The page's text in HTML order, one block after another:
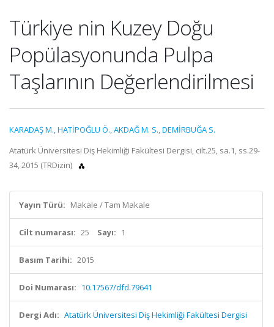
Türkiye nin Kuzey Doğu
Popülasyonunda Pulpa
Taşlarının Değerlendirilmesi
KARADAŞ M.,HATİPOĞLU Ö.,AKDAĞ M. S.,DEMİRBUĞA S.
Atatürk Üniversitesi Diş Hekimliği Fakültesi Dergisi, cilt.25, sa.1, ss.29-
34, 2015 (TRDizin)
Yayın Türü: Makale / Tam Makale
Cilt numarası: 25 Sayı: 1
Basım Tarihi: 2015
Doi Numarası: 10.17567/dfd.79641
Dergi Adı: Atatürk Üniversitesi Diş Hekimliği Fakültesi Dergisi